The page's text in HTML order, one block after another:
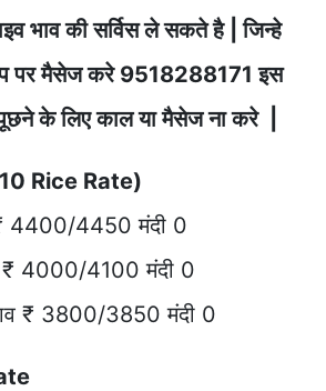
भाव की सर्विस ले सकते है | जिन्हे
पर मैसेज करे 9518288171 इस
के लिए काल या मैसेज ना करे |
Rice Rate)
4400/4450 मंदी 0
₹ 4000/4100 मंदी 0
₹ 3800/3850 मंदी 0